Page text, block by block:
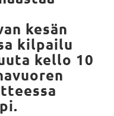
kesän
kilpailu
kello 10